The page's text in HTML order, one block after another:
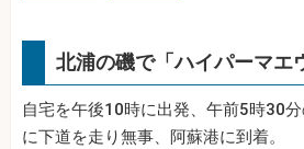
北浦の磯で「ハイパーマエ
自宅を午後10時に出発、午前5時30
に下道を走り無事、阿蘇港に到着。